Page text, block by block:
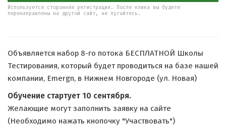
Используется сторонняя регистрация. После клика вы будете
перенаправлены на другой сайт, не пугайтесь.
Объявляется набор 8-го потока БЕСПЛАТНОЙ Школы
Тестирования, который будет проводиться на базе нашей
компании, Emergn, в Нижнем Новгороде (ул. Новая)
Обучение стартует 10 сентября.
Желающие могут заполнить заявку на сайте
(Необходимо нажать кнопочку "Участвовать")